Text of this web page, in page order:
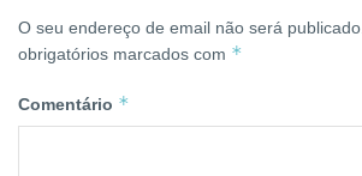
O seu endereço de email não será publicado.
obrigatórios marcados com *
Comentário *